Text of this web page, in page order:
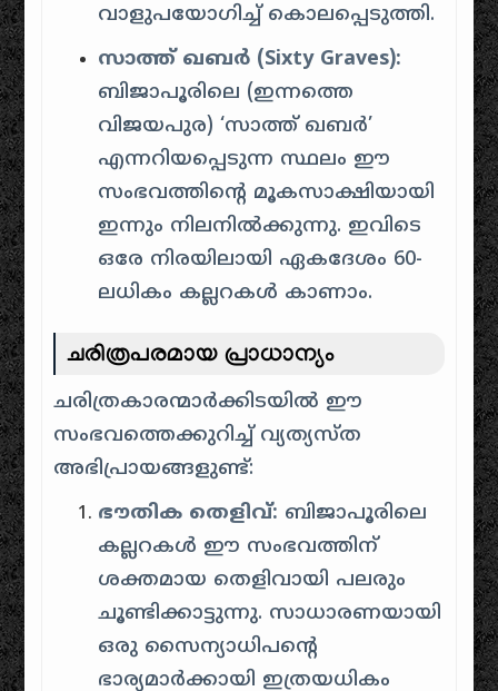
വാളുപയോഗിച്ച് കൊലപ്പെടുത്തി.
സാത്ത് ഖബർ (Sixty Graves):
ബിജാപൂരിലെ (ഇന്നത്തെ
വിജയപുര) ‘സാത്ത് ഖബർ’
എന്നറിയപ്പെടുന്ന സ്ഥലം ഈ
സംഭവത്തിന്റെ മൂകസാക്ഷിയായി
ഇന്നും നിലനിൽക്കുന്നു. ഇവിടെ
ഒരേ നിരയിലായി ഏകദേശം 60-
ലധികം കല്ലറകൾ കാണാം.
ചരിത്രപരമായ പ്രാധാന്യം
ചരിത്രകാരന്മാർക്കിടയിൽ ഈ
സംഭവത്തെക്കുറിച്ച് വ്യത്യസ്ത
അഭിപ്രായങ്ങളുണ്ട്:
ഭൗതിക തെളിവ്: ബിജാപൂരിലെ
കല്ലറകൾ ഈ സംഭവത്തിന്
ശക്തമായ തെളിവായി പലരും
ചൂണ്ടിക്കാട്ടുന്നു. സാധാരണയായി
ഒരു സൈന്യാധിപന്റെ
ഭാര്യമാർക്കായി ഇത്രയധികം